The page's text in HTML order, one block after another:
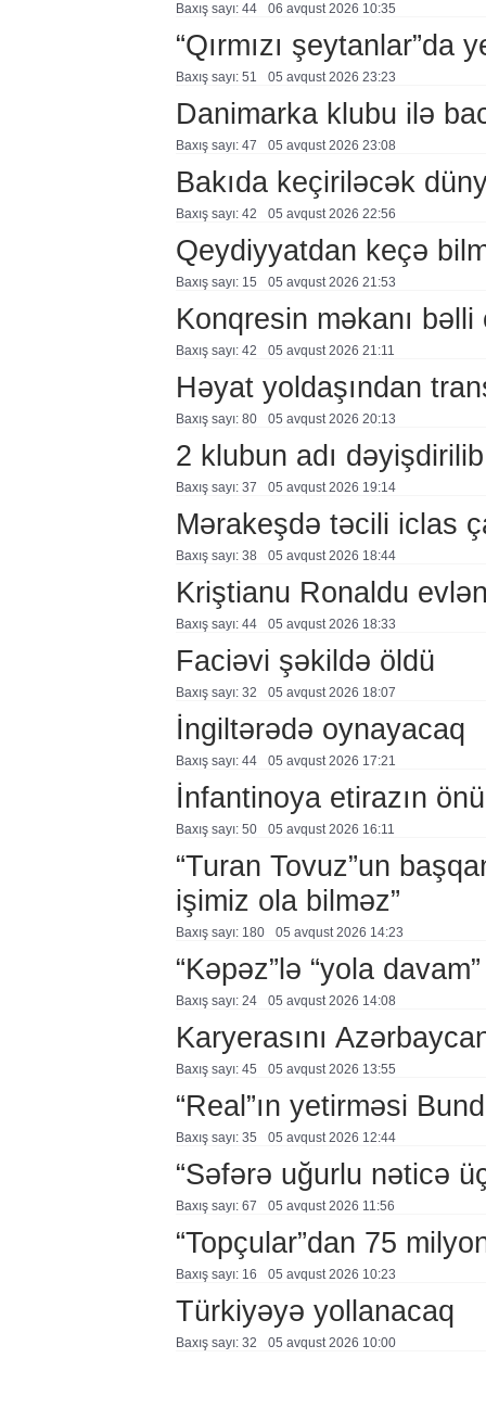
Baxış sayı: 44 06 avqust 2026 10:35
“Qırmızı şeytanlar”da
Baxış sayı: 51 05 avqust 2026 23:23
Danimarka klubu ilə
Baxış sayı: 47 05 avqust 2026 23:08
Bakıda keçiriləcək
Baxış sayı: 42 05 avqust 2026 22:56
Qeydiyyatdan keçə
Baxış sayı: 15 05 avqust 2026 21:53
Konqresin məkanı bəlli
Baxış sayı: 42 05 avqust 2026 21:11
Həyat yoldaşından
Baxış sayı: 80 05 avqust 2026 20:13
2 klubun adı dəyişdirilib
Baxış sayı: 37 05 avqust 2026 19:14
Mərakeşdə təcili iclas
Baxış sayı: 38 05 avqust 2026 18:44
Kriştianu Ronaldu
Baxış sayı: 44 05 avqust 2026 18:33
Faciəvi şəkildə öldü
Baxış sayı: 32 05 avqust 2026 18:07
İngiltərədə oynayacaq
Baxış sayı: 44 05 avqust 2026 17:21
İnfantinoya etirazın
Baxış sayı: 50 05 avqust 2026 16:11
“Turan Tovuz”un
işimiz ola bilməz”
Baxış sayı: 180 05 avqust 2026 14:23
“Kəpəz”lə “yola
Baxış sayı: 24 05 avqust 2026 14:08
Karyerasını
Baxış sayı: 45 05 avqust 2026 13:55
“Real”ın yetirməsi
Baxış sayı: 35 05 avqust 2026 12:44
“Səfərə uğurlu nəticə
Baxış sayı: 67 05 avqust 2026 11:56
“Topçular”dan 75
Baxış sayı: 16 05 avqust 2026 10:23
Türkiyəyə yollanacaq
Baxış sayı: 32 05 avqust 2026 10:00